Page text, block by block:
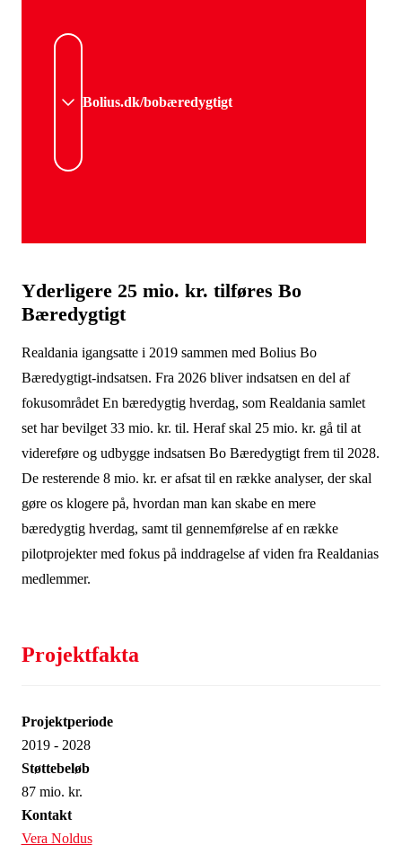
Bolius.dk/bobæredygtigt
Yderligere 25 mio. kr. tilføres Bo
Bæredygtigt
Realdania igangsatte i 2019 sammen med Bolius Bo
Bæredygtigt-indsatsen. Fra 2026 bliver indsatsen en del af
fokusområdet En bæredygtig hverdag, som Realdania samlet
set har bevilget 33 mio. kr. til. Heraf skal 25 mio. kr. gå til at
videreføre og udbygge indsatsen Bo Bæredygtigt frem til 2028.
De resterende 8 mio. kr. er afsat til en række analyser, der skal
gøre os klogere på, hvordan man kan skabe en mere
bæredygtig hverdag, samt til gennemførelse af en række
pilotprojekter med fokus på inddragelse af viden fra Realdanias
medlemmer.
Projektfakta
Projektperiode
2019 - 2028
Støttebeløb
87 mio. kr.
Kontakt
Vera Noldus